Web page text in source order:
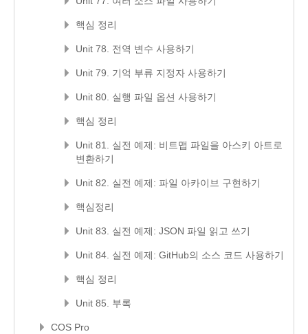
핵심 정리
Unit 78. 전역 변수 사용하기
Unit 79. 기억 부류 지정자 사용하기
Unit 80. 실행 파일 옵션 사용하기
핵심 정리
Unit 81. 실전 예제: 비트맵 파일을 아스키 아트로
변환하기
Unit 82. 실전 예제: 파일 아카이브 구현하기
핵심정리
Unit 83. 실전 예제: JSON 파일 읽고 쓰기
Unit 84. 실전 예제: GitHub의 소스 코드 사용하기
핵심 정리
Unit 85. 부록
COS Pro